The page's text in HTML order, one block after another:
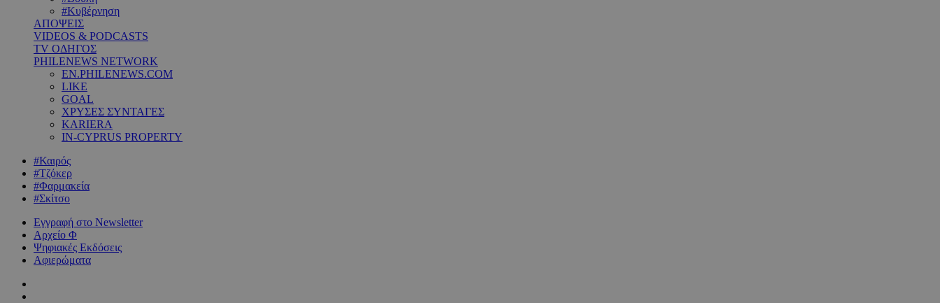
#Κυβέρνηση
ΑΠΟΨΕΙΣ
VIDEOS & PODCASTS
TV ΟΔΗΓΟΣ
PHILENEWS NETWORK
EN.PHILENEWS.COM
LIKE
GOAL
ΧΡΥΣΕΣ ΣΥΝΤΑΓΕΣ
KARIERA
IN-CYPRUS PROPERTY
#Καιρός
#Τζόκερ
#Φαρμακεία
#Σκίτσο
Εγγραφή στο Newsletter
Αρχείο Φ
Ψηφιακές Εκδόσεις
Αφιερώματα